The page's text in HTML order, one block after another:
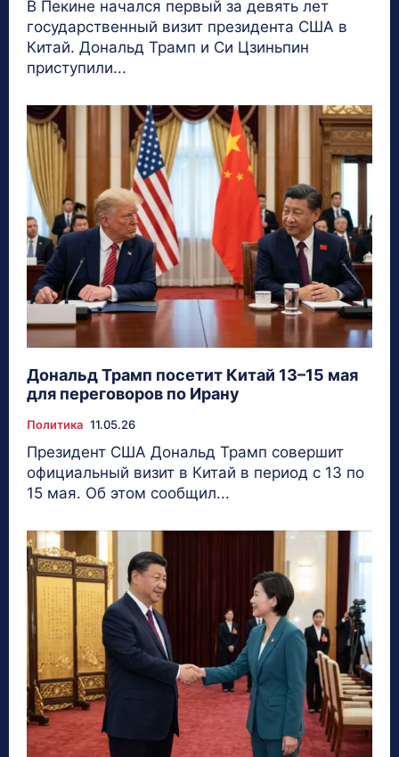
В Пекине начался первый за девять лет
государственный визит президента США в
Китай. Дональд Трамп и Си Цзиньпин
приступили...
Дональд Трамп посетит Китай 13–15 мая
для переговоров по Ирану
Политика 11.05.26
Президент США Дональд Трамп совершит
официальный визит в Китай в период с 13 по
15 мая. Об этом сообщил...